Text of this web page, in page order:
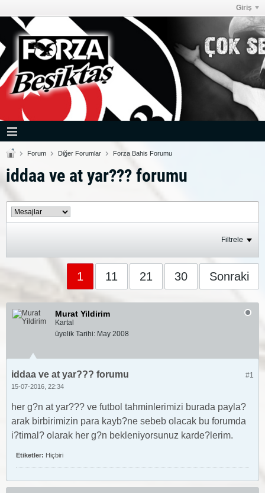
Giriş
Forum Diğer Forumlar Forza Bahis Forumu
iddaa ve at yar??? forumu
Filtrele
1 11 21 30 Sonraki
Murat Yildirim
Kartal
üyelik Tarihi: May 2008
#1
iddaa ve at yar??? forumu
15-07-2016, 22:34
her g?n at yar??? ve futbol tahminlerimizi burada payla?
arak birbirimizin para kayb?ne sebeb olacak bu forumda
i?timal? olarak her g?n bekleniyorsunuz karde?lerim.
Etiketler: Hiçbiri